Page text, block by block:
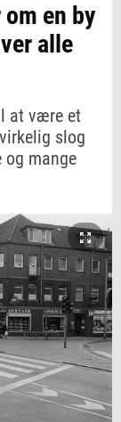
om en by
alle
at være et
slog
og mange